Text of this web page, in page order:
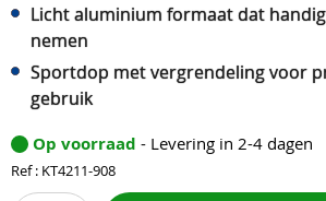
Licht aluminium formaat dat
nemen
Sportdop met vergrendeling voor
gebruik
Op voorraad - Levering in 2-4 dagen
Ref : KT4211-908